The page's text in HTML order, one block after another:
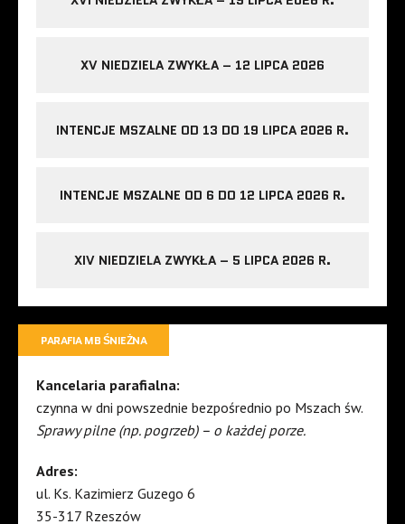
XV NIEDZIELA ZWYKŁA – 12 LIPCA 2026
INTENCJE MSZALNE OD 13 DO 19 LIPCA 2026 R.
INTENCJE MSZALNE OD 6 DO 12 LIPCA 2026 R.
XIV NIEDZIELA ZWYKŁA – 5 LIPCA 2026 R.
PARAFIA MB ŚNIEŻNA
Kancelaria parafialna:
czynna w dni powszednie bezpośrednio po Mszach św.
Sprawy pilne (np. pogrzeb) – o każdej porze.
Adres:
ul. Ks. Kazimierz Guzego 6
35-317 Rzeszów